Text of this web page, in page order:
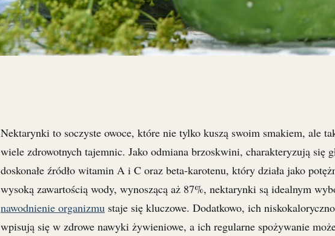
Nektarynki to soczyste owoce, które nie tylko kuszą swoim smakiem, ale
wiele zdrowotnych tajemnic. Jako odmiana brzoskwini, charakteryzują się
doskonałe źródło witamin A i C oraz beta-karotenu, który działa jako
wysoką zawartością wody, wynoszącą aż 87%, nektarynki są idealnym
nawodnienie organizmustaje się kluczowe. Dodatkowo, ich
wpisują się w zdrowe nawyki żywieniowe, a ich regularne spożywanie